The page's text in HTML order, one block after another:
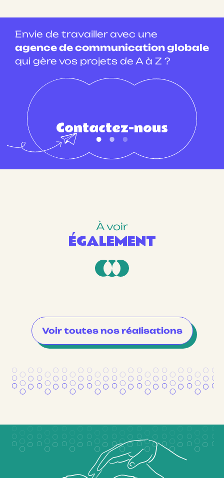
Envie de travailler avec une
agence de communication globale
qui gère vos projets de A à Z ?
Contactez-nous
À voir
ÉGALEMENT
Voir toutes nos réalisations